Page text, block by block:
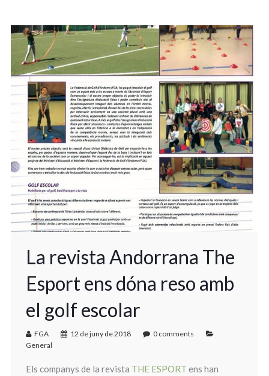
La revista Andorrana The
Esport ens dóna reso amb
el golf escolar
FGA 12 de juny de 2018
0 comments
General
Els companys de la revista THE ESPORT ens han